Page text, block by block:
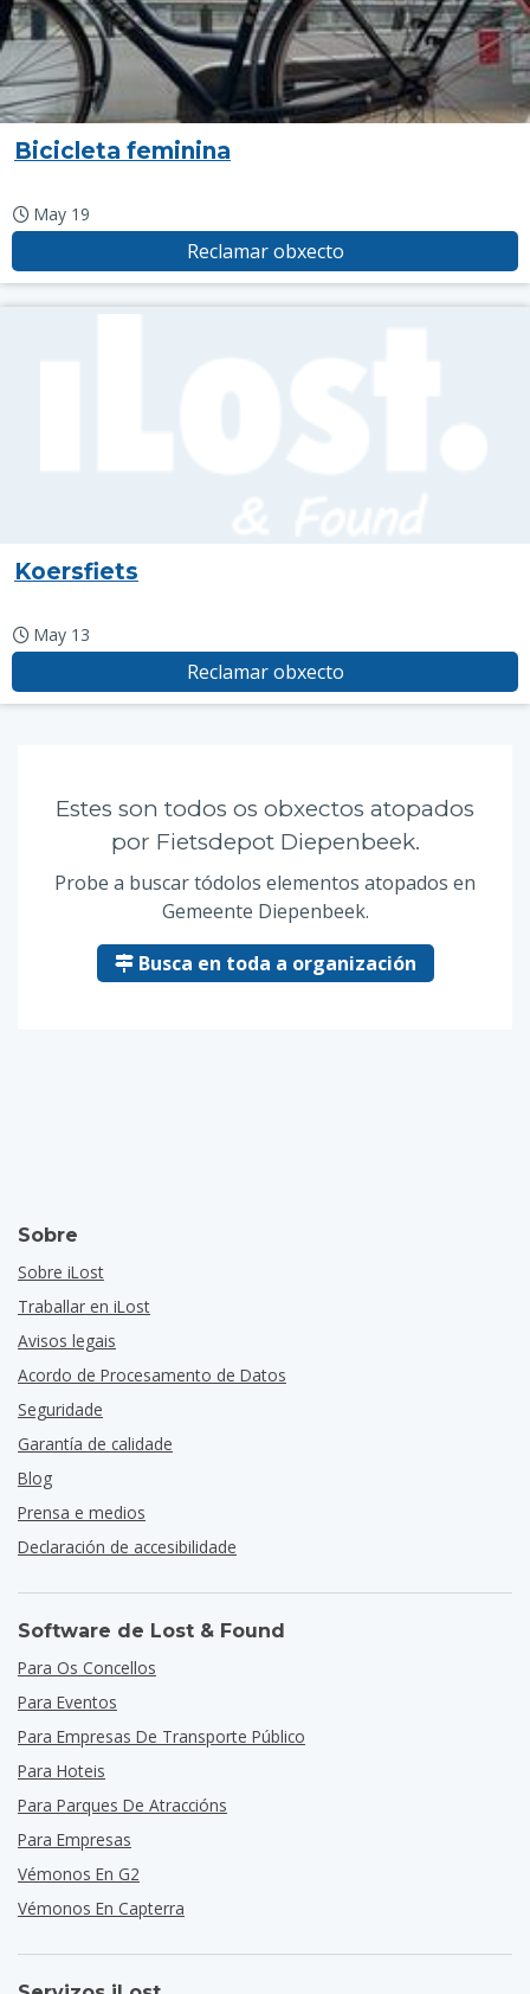
Bicicleta feminina
May 19
Reclamar obxecto
Koersfiets
May 13
Reclamar obxecto
Estes son todos os obxectos atopados
por Fietsdepot Diepenbeek.
Probe a buscar tódolos elementos atopados en
Gemeente Diepenbeek.
Busca en toda a organización
Sobre
Sobre iLost
Traballar en iLost
Avisos legais
Acordo de Procesamento de Datos
Seguridade
Garantía de calidade
Blog
Prensa e medios
Declaración de accesibilidade
Software de Lost & Found
Para Os Concellos
Para Eventos
Para Empresas De Transporte Público
Para Hoteis
Para Parques De Atraccións
Para Empresas
Vémonos En G2
Vémonos En Capterra